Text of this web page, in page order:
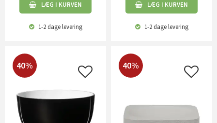
LÆG I KURVEN
1-2 dagelevering
LÆG I KURVEN
1-2 dagelevering
40% 40%